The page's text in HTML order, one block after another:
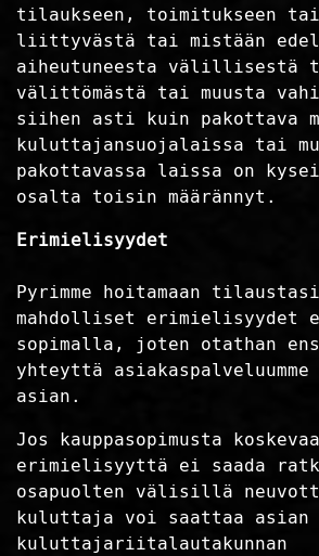
tilaukseen, toimitukseen
liittyvästä tai mistään
aiheutuneesta välillisestä
välittömästä tai muusta
siihen asti kuin pakottava
kuluttajansuojalaissa tai
pakottavassa laissa on
osalta toisin määrännyt.
Erimielisyydet
Pyrimme hoitamaan
mahdolliset erimielisyydet
sopimalla, joten otathan
yhteyttä asiakaspalveluumme
asian.
Jos kauppasopimusta koskevaa
erimielisyyttä ei saada
osapuolten välisillä
kuluttaja voi saattaa asian
kuluttajariitalautakunnan